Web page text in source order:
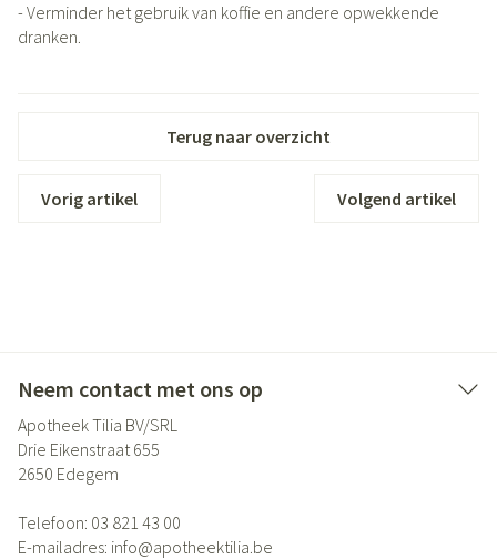
- Verminder het gebruik van koffie en andere opwekkende
dranken.
Terug naar overzicht
Vorig artikel Volgend artikel
Neem contact met ons op
Apotheek Tilia BV/SRL
Drie Eikenstraat 655
2650 Edegem
Telefoon: 03 821 43 00
E-mailadres: info@apotheektilia.be